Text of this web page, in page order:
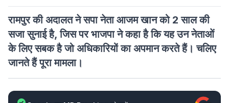
रामपुर की अदालत ने सपा नेता आजम खान को 2 साल की
सजा सुनाई है, जिस पर भाजपा ने कहा है कि यह उन नेताओं
के लिए सबक है जो अधिकारियों का अपमान करते हैं। चलिए
जानते हैं पूरा मामला।